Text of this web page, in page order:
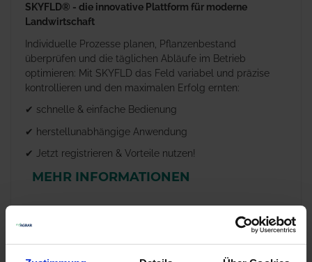
SKYFLD® - die innovative Plattform für moderne
Landwirtschaft
Individuelle Prozesse planen, Pflanzenbestand
überprüfen und die täglichen Abläufe im Betrieb
optimieren: Mit SKYFLD das Feld variabel und präzise
kontrollieren und den maximalen Erfolg ernten:
✔ schnelle & einfache Bedienung
✔ herstellunabhängige Anwendung
✔ Jetzt registrieren & Vorteile nutzen!
MEHR INFORMATIONEN